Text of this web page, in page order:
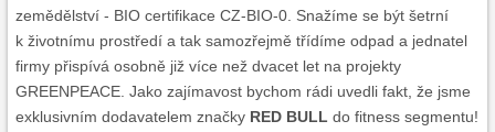
zemědělství - BIO certifikace CZ-BIO-0. Snažíme se být šetrní
k životnímu prostředí a tak samozřejmě třídíme odpad a jednatel
firmy přispívá osobně již více než dvacet let na projekty
GREENPEACE. Jako zajímavost bychom rádi uvedli fakt, že jsme
exklusivním dodavatelem značky RED BULL do fitness segmentu!